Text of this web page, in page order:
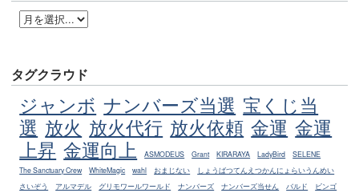
タグクラウド
ジャンボ ナンバーズ当選 宝くじ当
選 放火 放火代行 放火依頼 金運 金運
上昇 金運向上 ASMODEUS Grant KIRARAYA LadyBird
SELENE
The Sanctuary Crew
WhiteMagic wahl おまじない
しょうばつてんえつかんにょらいうんめい
さいぞう
アルマデル グリモワールワールド ナンバーズ ナンバーズ当せん バルド
ビンゴ